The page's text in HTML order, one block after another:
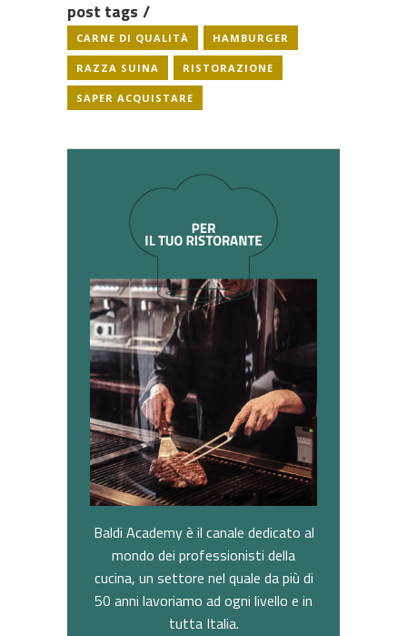
post tags
CARNE DI QUALITÀ HAMBURGER
RAZZA SUINA RISTORAZIONE
SAPER ACQUISTARE
Baldi Academy è il canale dedicato al
mondo dei professionisti della
cucina, un settore nel quale da più di
50 anni lavoriamo ad ogni livello e in
tutta Italia.